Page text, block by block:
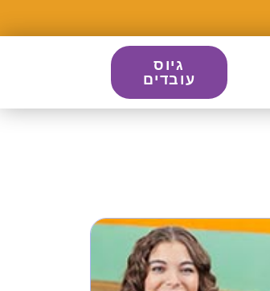
גיוס
עובדים